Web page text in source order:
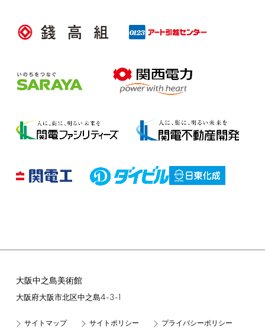
大阪中之島美術館
大阪府大阪市北区中之島4-3-1
サイトマップ サイトポリシー プライバシーポリシー